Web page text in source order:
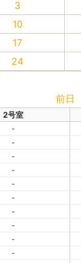
3
10
17
24
前日
2号室
-
-
-
-
-
-
-
-
-
-